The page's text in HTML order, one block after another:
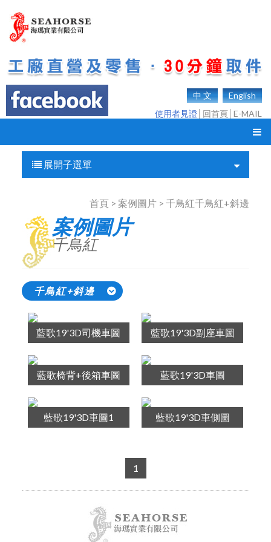
中 文
English
使用者見證 回首頁 E-MAIL
展開子選單
首頁 > 案例圖片 > 千鳥紅千鳥紅+斜邊
案例圖片
千鳥紅
千鳥紅+斜邊
藍歌19'3D司機車圖 藍歌19'3D副座車圖
藍歌椅背+後箱車圖 藍歌19'3D車圖
藍歌19'3D車圖1 藍歌19'3D車側圖
1